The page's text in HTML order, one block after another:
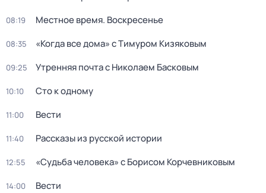
08:19 Местное время. Воскресенье
08:35 «Когда все дома» с Тимуром Кизяковым
09:25 Утренняя почта с Николаем Басковым
10:10 Сто к одному
11:00 Вести
11:40 Рассказы из русской истории
12:55 «Судьба человека» с Борисом Корчевниковым
14:00 Вести